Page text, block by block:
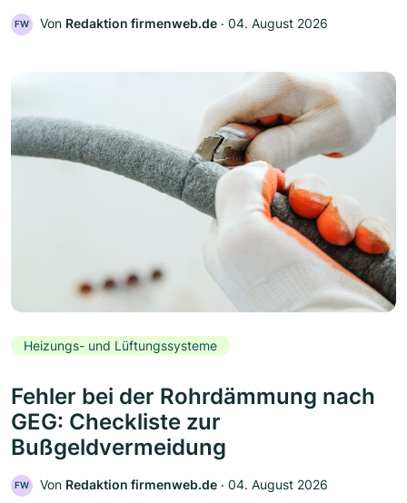
FW Von Redaktion firmenweb.de ‧ 04. August 2026
Heizungs- und Lüftungssysteme
Fehler bei der Rohrdämmung nach
GEG: Checkliste zur
Bußgeldvermeidung
FW Von Redaktion firmenweb.de ‧ 04. August 2026